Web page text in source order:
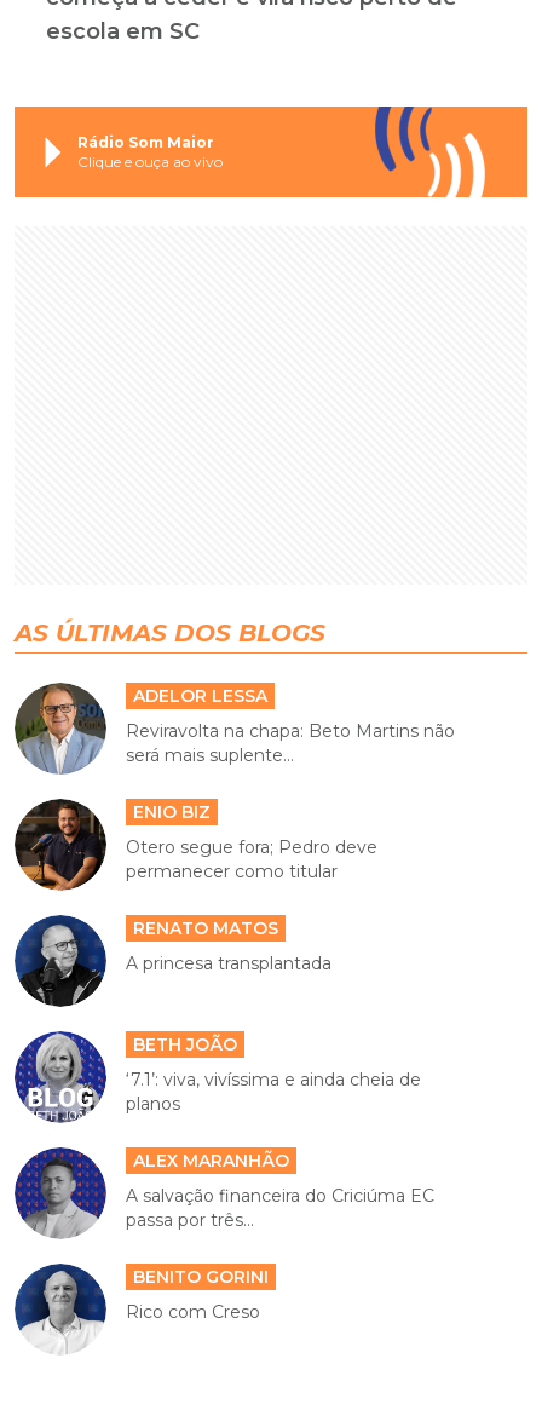
escola em SC
Rádio Som Maior
Clique e ouça ao vivo
AS ÚLTIMAS DOS BLOGS
ADELOR LESSA
Reviravolta na chapa: Beto Martins não
será mais suplente...
ENIO BIZ
Otero segue fora; Pedro deve
permanecer como titular
RENATO MATOS
A princesa transplantada
BETH JOÃO
‘7.1’: viva, vivíssima e ainda cheia de
planos
ALEX MARANHÃO
A salvação financeira do Criciúma EC
passa por três...
BENITO GORINI
Rico com Creso